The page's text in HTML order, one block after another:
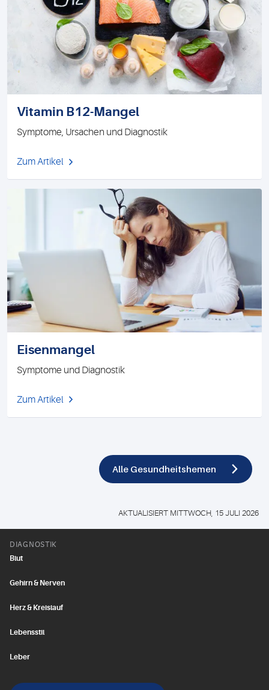
Vitamin B12-Mangel
Symptome, Ursachen und Diagnostik
Zum Artikel
Eisenmangel
Symptome und Diagnostik
Zum Artikel
Alle Gesundheitshemen
AKTUALISIERT MITTWOCH, 15 JULI 2026
DIAGNOSTIK
Blut
Gehirn & Nerven
Herz & Kreislauf
Lebensstil
Leber